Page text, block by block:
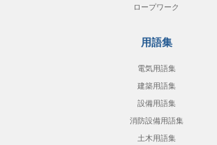
ロープワーク
用語集
電気用語集
建築用語集
設備用語集
消防設備用語集
土木用語集